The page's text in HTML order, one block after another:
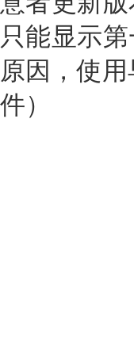
只能显示
原因，使
件）